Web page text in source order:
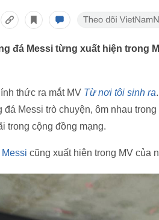
đá Messi từng xuất hiện trong
thức ra mắt MV Từ nơi tôi sinh ra
đá Messi trò chuyện, ôm nhau
trong cộng đồng mạng.
Messi cũng xuất hiện trong MV của